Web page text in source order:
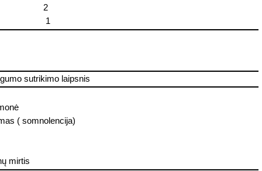
2
1
sutrikimo laipsnis
( somnolencija)
mirtis